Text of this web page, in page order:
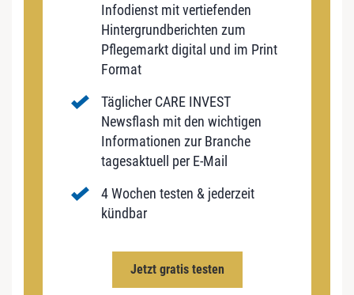
Infodienst mit vertiefenden
Hintergrundberichten zum
Pflegemarkt digital und im Print
Format
Täglicher CARE INVEST
Newsflash mit den wichtigen
Informationen zur Branche
tagesaktuell per E-Mail
4 Wochen testen & jederzeit
kündbar
Jetzt gratis testen